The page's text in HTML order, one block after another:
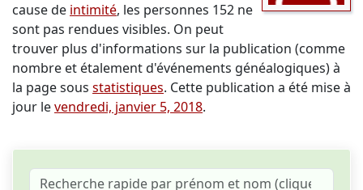
cause de intimité, les personnes 152 ne
sont pas rendues visibles. On peut
trouver plus d'informations sur la publication (comme
nombre et étalement d'événements généalogiques) à
la page sous statistiques. Cette publication a été mise à
jour levendredi, janvier 5, 2018.